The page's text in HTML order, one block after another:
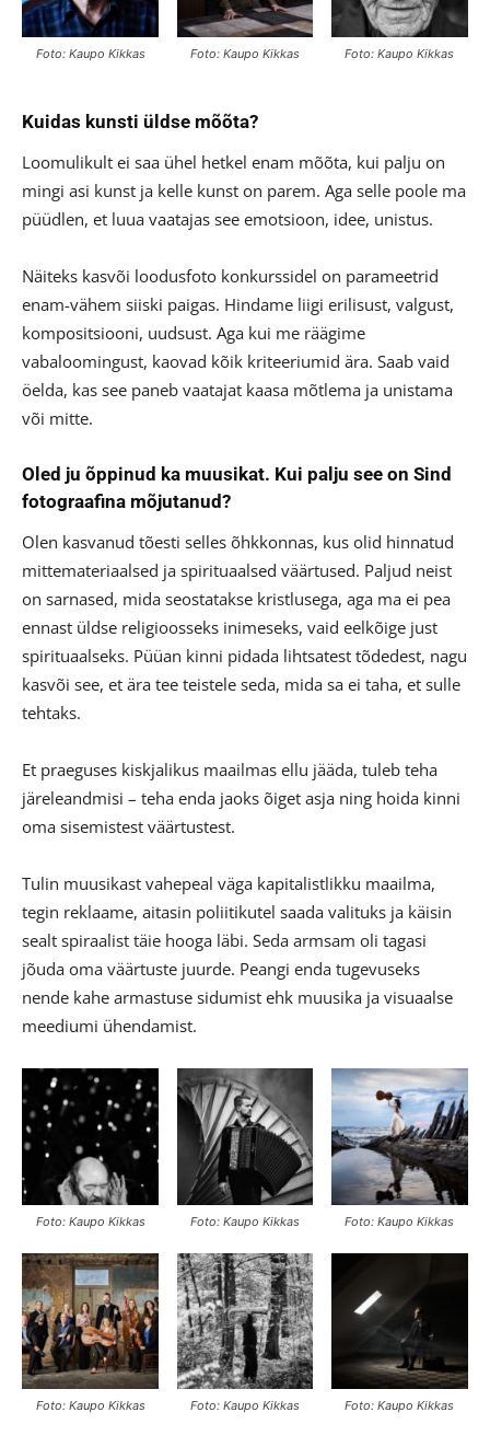
Foto: Kaupo Kikkas Foto: Kaupo Kikkas Foto: Kaupo Kikkas
Kuidas kunsti üldse mõõta?
Loomulikult ei saa ühel hetkel enam mõõta, kui palju on
mingi asi kunst ja kelle kunst on parem. Aga selle poole ma
püüdlen, et luua vaatajas see emotsioon, idee, unistus.
Näiteks kasvõi loodusfoto konkurssidel on parameetrid
enam-vähem siiski paigas. Hindame liigi erilisust, valgust,
kompositsiooni, uudsust. Aga kui me räägime
vabaloomingust, kaovad kõik kriteeriumid ära. Saab vaid
öelda, kas see paneb vaatajat kaasa mõtlema ja unistama
või mitte.
Oled ju õppinud ka muusikat. Kui palju see on Sind
fotograafina mõjutanud?
Olen kasvanud tõesti selles õhkkonnas, kus olid hinnatud
mittemateriaalsed ja spirituaalsed väärtused. Paljud neist
on sarnased, mida seostatakse kristlusega, aga ma ei pea
ennast üldse religioosseks inimeseks, vaid eelkõige just
spirituaalseks. Püüan kinni pidada lihtsatest tõdedest, nagu
kasvõi see, et ära tee teistele seda, mida sa ei taha, et sulle
tehtaks.
Et praeguses kiskjalikus maailmas ellu jääda, tuleb teha
järeleandmisi – teha enda jaoks õiget asja ning hoida kinni
oma sisemistest väärtustest.
Tulin muusikast vahepeal väga kapitalistlikku maailma,
tegin reklaame, aitasin poliitikutel saada valituks ja käisin
sealt spiraalist täie hooga läbi. Seda armsam oli tagasi
jõuda oma väärtuste juurde. Peangi enda tugevuseks
nende kahe armastuse sidumist ehk muusika ja visuaalse
meediumi ühendamist.
Foto: Kaupo Kikkas Foto: Kaupo Kikkas Foto: Kaupo Kikkas
Foto: Kaupo Kikkas Foto: Kaupo Kikkas Foto: Kaupo Kikkas